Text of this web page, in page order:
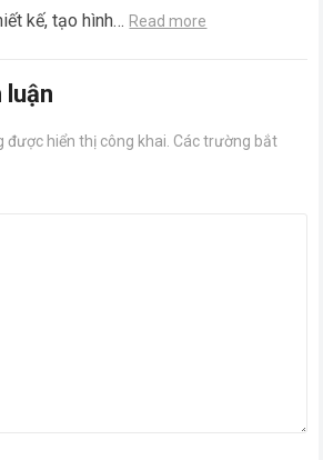
kế, tạo hình… Read more
luận
được hiển thị công khai. Các trường bắt